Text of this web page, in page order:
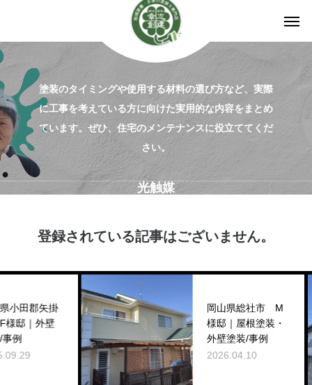
塗装のタイミングや使用する材料の選び方など、実際
に工事を考えている方に向けた実用的な内容をまとめ
ています。ぜひ、住宅のメンテナンスに役立ててくだ
さい。
光触媒
登録されている記事はございません。
小田郡矢掛
邸｜外壁
例
岡山県総社市 M
様邸｜屋根塗装・
外壁塗装/事例
2026.04.10